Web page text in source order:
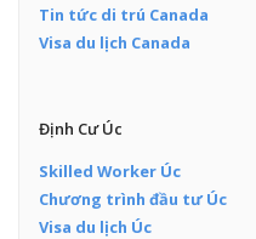
Tin tức di trú Canada
Visa du lịch Canada
Định Cư Úc
Skilled Worker Úc
Chương trình đầu tư Úc
Visa du lịch Úc